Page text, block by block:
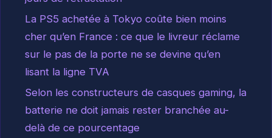
La PS5 achetée à Tokyo coûte bien moins
cher qu’en France : ce que le livreur réclame
sur le pas de la porte ne se devine qu’en
lisant la ligne TVA
Selon les constructeurs de casques gaming, la
batterie ne doit jamais rester branchée au-
delà de ce pourcentage